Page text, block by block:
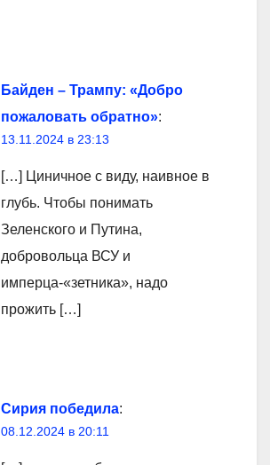
Байден – Трампу: «Добро
пожаловать обратно»:
13.11.2024 в 23:13
[…] Циничное с виду, наивное в
глубь. Чтобы понимать
Зеленского и Путина,
добровольца ВСУ и
имперца-«зетника», надо
прожить […]
Сирия победила:
08.12.2024 в 20:11